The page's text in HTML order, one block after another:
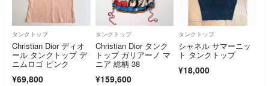
タンクトップ
Christian Dior ディオ
ール タンクトップ デ
ニムロゴ ピンク
¥69,800
タンクトップ
Christian Dior タンク
トップ ガリアーノ マ
ニア 総柄 38
¥159,600
タンクトップ
シャネル サマーニッ
ト タンクトップ
¥18,000